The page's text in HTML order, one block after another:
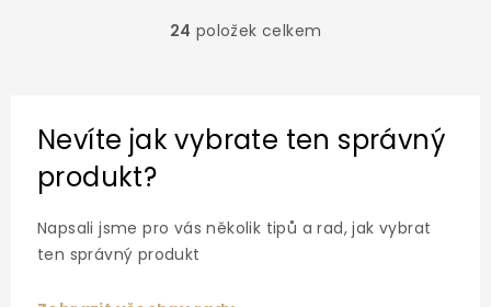
O
d
a
r
24 položek celkem
Nevíte jak vybrate ten správný
produkt?
Napsali jsme pro vás několik tipů a rad, jak vybrat
ten správný produkt